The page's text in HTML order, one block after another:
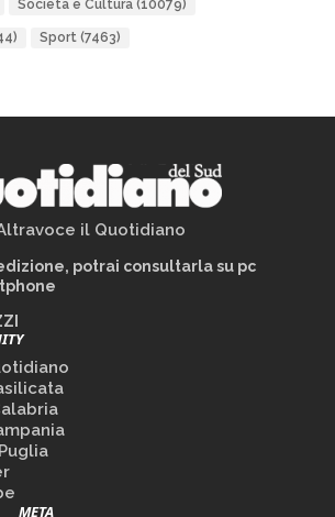
Società e Cultura(10079)
Sport(7463)
il Quotidiano
potrai consultarla su pc
META